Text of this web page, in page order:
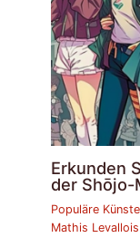
Erkunden
der Shōjo-
Populäre
Mathis Levallois